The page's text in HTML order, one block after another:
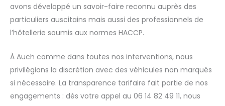
avons développé un savoir-faire reconnu auprès des
particuliers auscitains mais aussi des professionnels de
l’hôtellerie soumis aux normes HACCP.
À Auch comme dans toutes nos interventions, nous
privilégions la discrétion avec des véhicules non marqués
si nécessaire. La transparence tarifaire fait partie de nos
engagements : dès votre appel au 06 14 82 49 11, nous